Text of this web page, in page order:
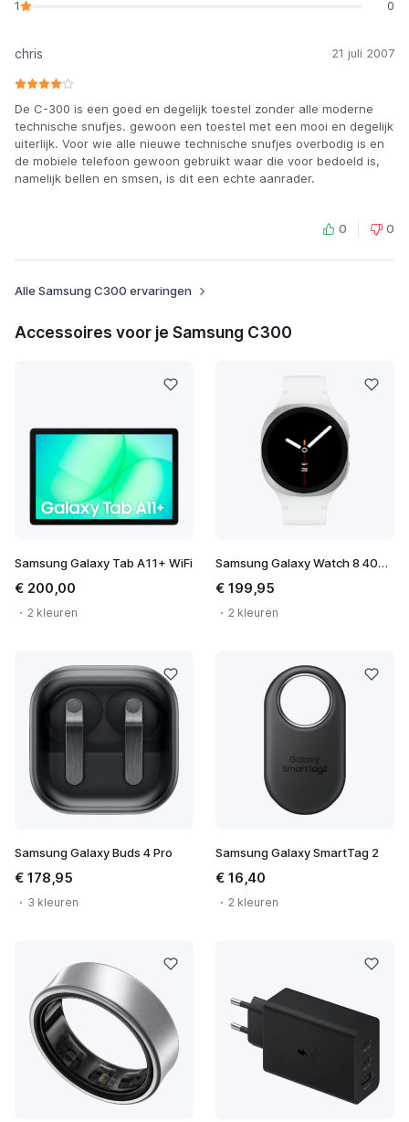
1 0
chris 21 juli 2007
De C-300 is een goed en degelijk toestel zonder alle moderne
technische snufjes. gewoon een toestel met een mooi en degelijk
uiterlijk. Voor wie alle nieuwe technische snufjes overbodig is en
de mobiele telefoon gewoon gebruikt waar die voor bedoeld is,
namelijk bellen en smsen, is dit een echte aanrader.
0 0
Alle Samsung C300 ervaringen
Accessoires voor je Samsung C300
Samsung Galaxy Tab A11+ WiFi
€ 200,00
2 kleuren
Samsung Galaxy Watch 8 40mm
€ 199,95
2 kleuren
Samsung Galaxy Buds 4 Pro
€ 178,95
3 kleuren
Samsung Galaxy SmartTag 2
€ 16,40
2 kleuren